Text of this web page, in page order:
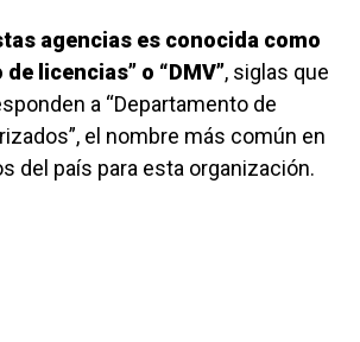
agencias es conocida como
licencias” o “DMV”, siglas que
a “Departamento de
el nombre más común en
del país para esta organización.